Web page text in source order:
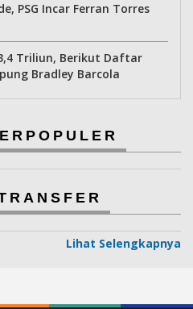
PSG Incar Ferran Torres
Triliun, Berikut Daftar
Bradley Barcola
Lihat Selengkapnya